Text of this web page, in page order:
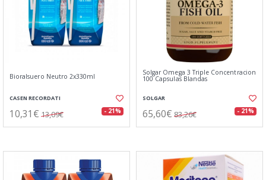
Bioralsuero Neutro 2x330ml
CASEN RECORDATI
10,31€ 13,09€ - 21%
Solgar Omega 3 Triple Concentracion
100 Capsulas Blandas
SOLGAR
65,60€ 83,26€ - 21%